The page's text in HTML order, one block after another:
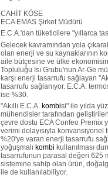
CAHİT KÖSE
ECA EMAS Şirket Müdürü
E.C.A.'dan tüketicilere "yıllarca
Gelecek kavramından yola
olan enerji ve su kaynaklarının
aile bütçesine ve ülke
Topluluğu Isı Grubu'nun Ar-Ge
karşı enerji tasarrufu sağlayan
tasarrufu sağlanıyor. E.C.A.
ise %30.
"Akıllı E.C.A. kombisi" ile yılda
mühendisler tarafından
çevre dostu ECA Confeo Premix
verimi dolayısıyla konvansiyonel
%20'ye varan enerji tasarrufu
yoğuşmalı kombi kullanılması
tasarrufunun parasal değeri 625
sistemine sahip olan ürün,
ile de kullanılabiliyor.